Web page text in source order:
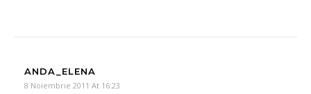
ANDA_ELENA
8 Noiembrie 2011 At 16:23